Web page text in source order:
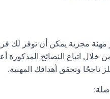
مهنة مجزية يمكن أن توفر لك
اتباع النصائح المذكورة
ناجحًا وتحقق أهدافك المهنية.